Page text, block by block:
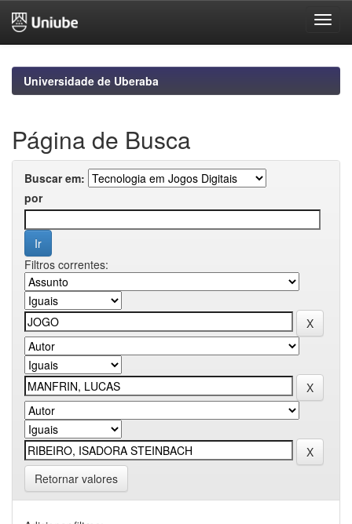
navigationUniversidade de Uberaba
Página de Busca
Buscar em:
por
Filtros correntes:
Retornar valores